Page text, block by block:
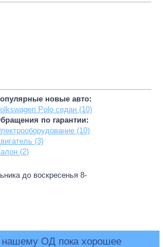
новые авто:
Polo седан (10)
по гарантии:
(10)
(3)
(2)
до воскресенья 8-
нашему ОД пока хорошее